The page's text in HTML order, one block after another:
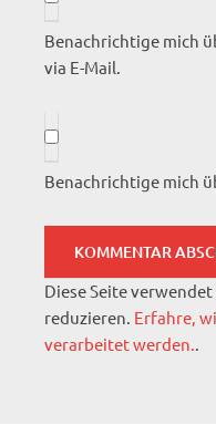
Benachrichtige mich
via E-Mail.
Benachrichtige mich
Diese Seite
reduzieren. Erfahre,
verarbeitet werden..